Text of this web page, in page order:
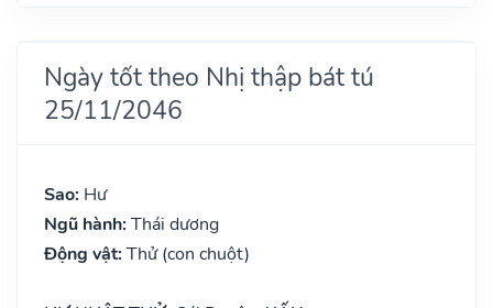
Ngày tốt theo Nhị thập bát tú
25/11/2046
Sao: Hư
Ngũ hành: Thái dương
Động vật: Thử (con chuột)